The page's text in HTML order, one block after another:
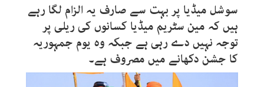
سوشل میڈیا پر بہت سے صارف یہ الزام لگا رہے
ہیں کہ مین سٹریم میڈیا کسانوں کی ریلی پر
توجہ نہیں دے رہی ہے جبکہ وہ یوم جمہوریہ
کا جشن دکھانے میں مصروف ہے۔